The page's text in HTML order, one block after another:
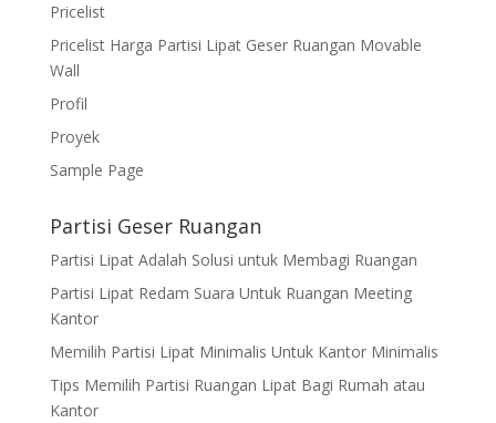
Pricelist
Pricelist Harga Partisi Lipat Geser Ruangan Movable
Wall
Profil
Proyek
Sample Page
Partisi Geser Ruangan
Partisi Lipat Adalah Solusi untuk Membagi Ruangan
Partisi Lipat Redam Suara Untuk Ruangan Meeting
Kantor
Memilih Partisi Lipat Minimalis Untuk Kantor Minimalis
Tips Memilih Partisi Ruangan Lipat Bagi Rumah atau
Kantor